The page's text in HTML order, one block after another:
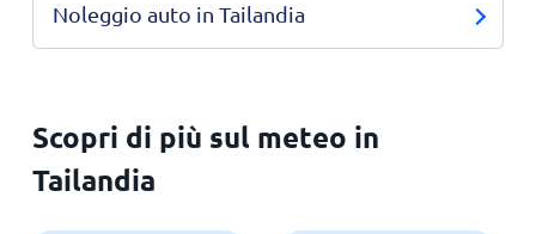
Noleggio auto in Tailandia
Scopri di più sul meteo in
Tailandia